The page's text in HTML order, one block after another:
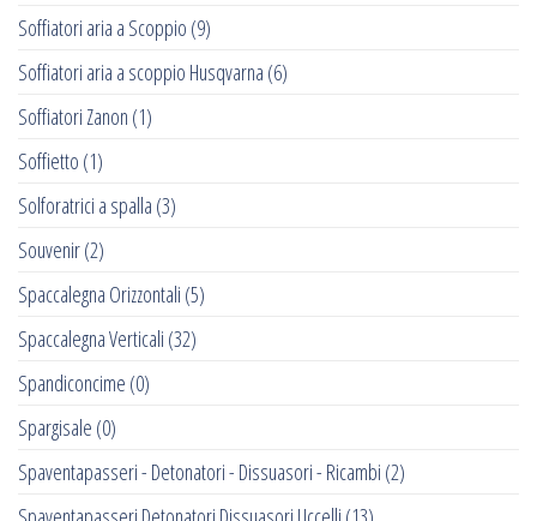
Soffiatori aria a Scoppio (9)
Soffiatori aria a scoppio Husqvarna (6)
Soffiatori Zanon (1)
Soffietto (1)
Solforatrici a spalla (3)
Souvenir(2)
Spaccalegna Orizzontali (5)
Spaccalegna Verticali (32)
Spandiconcime (0)
Spargisale (0)
Spaventapasseri - Detonatori - Dissuasori - Ricambi (2)